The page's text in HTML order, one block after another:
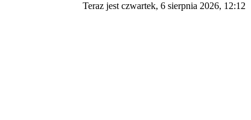
Teraz jest czwartek, 6 sierpnia 2026, 12:12